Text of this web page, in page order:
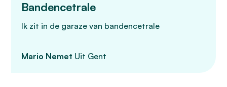
Bandencetrale
Ik zit in de garaze van bandencetrale
Mario Nemet Uit Gent